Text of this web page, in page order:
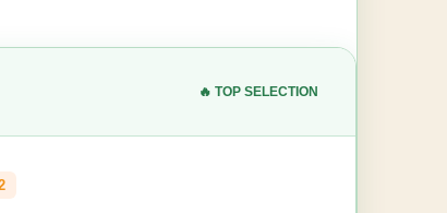
🔥 TOP SELECTION